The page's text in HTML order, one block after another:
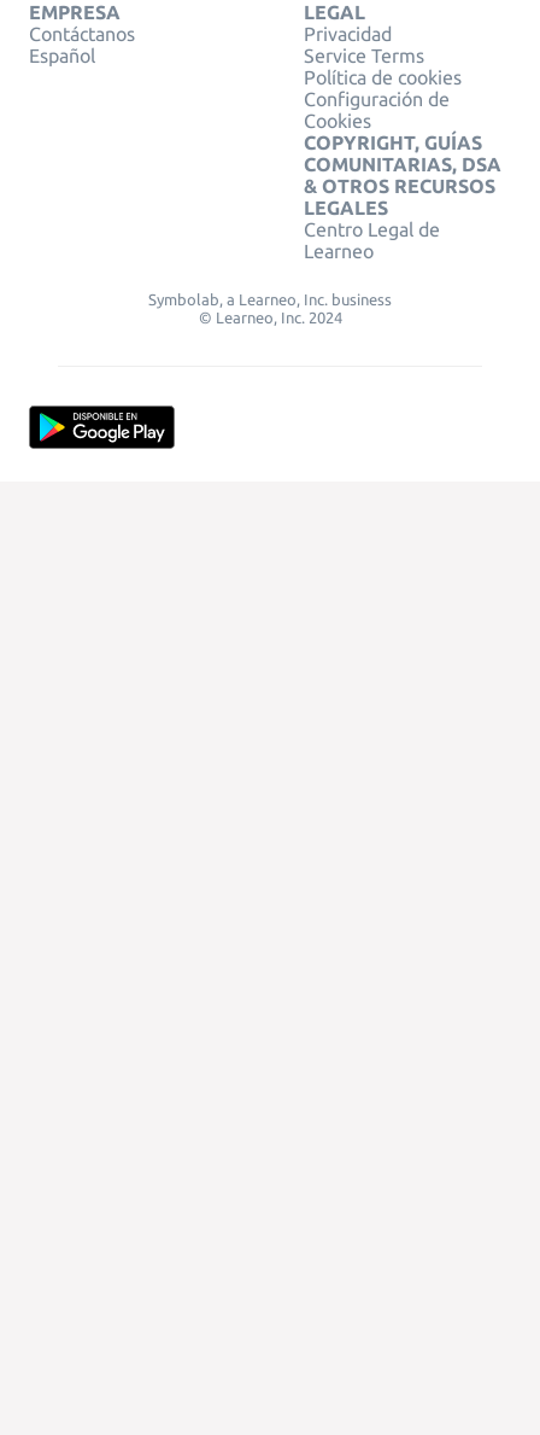
EMPRESA
Contáctanos
Español
LEGAL
Privacidad
Service Terms
Política de cookies
Configuración de
Cookies
COPYRIGHT, GUÍAS
COMUNITARIAS, DSA
& OTROS RECURSOS
LEGALES
Centro Legal de
Learneo
Symbolab, a Learneo, Inc. business
© Learneo, Inc. 2024